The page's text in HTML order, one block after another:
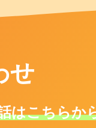
せ
はこちらか